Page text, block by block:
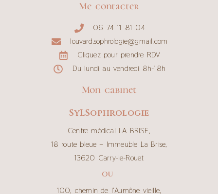
Me contacter
06 74 11 81 04
louvard.sophrologie@gmail.com
Cliquez pour prendre RDV
Du lundi au vendredi 8h-18h
Mon cabinet
SyLSophrologie
Centre médical LA BRISE,
18 route bleue – Immeuble La Brise,
13620 Carry-le-Rouet
OU
100, chemin de l’Aumône vieille,